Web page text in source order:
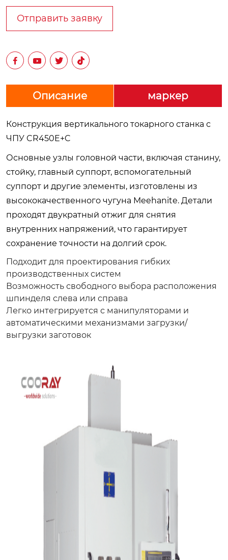
Отправить заявку
   
Описание маркер
Конструкция вертикального токарного станка с
ЧПУ CR450E+C
Основные узлы головной части, включая станину,
стойку, главный суппорт, вспомогательный
суппорт и другие элементы, изготовлены из
высококачественного чугуна Meehanite. Детали
проходят двукратный отжиг для снятия
внутренних напряжений, что гарантирует
сохранение точности на долгий срок.
Подходит для проектирования гибких
производственных систем
Возможность свободного выбора расположения
шпинделя слева или справа
Легко интегрируется с манипуляторами и
автоматическими механизмами загрузки/
выгрузки заготовок